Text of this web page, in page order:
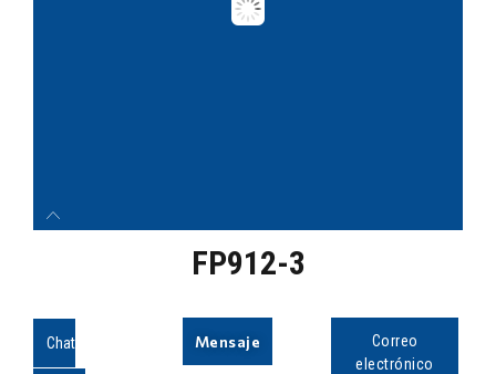
FP912-3
Chat Mensaje
Correo
electrónico